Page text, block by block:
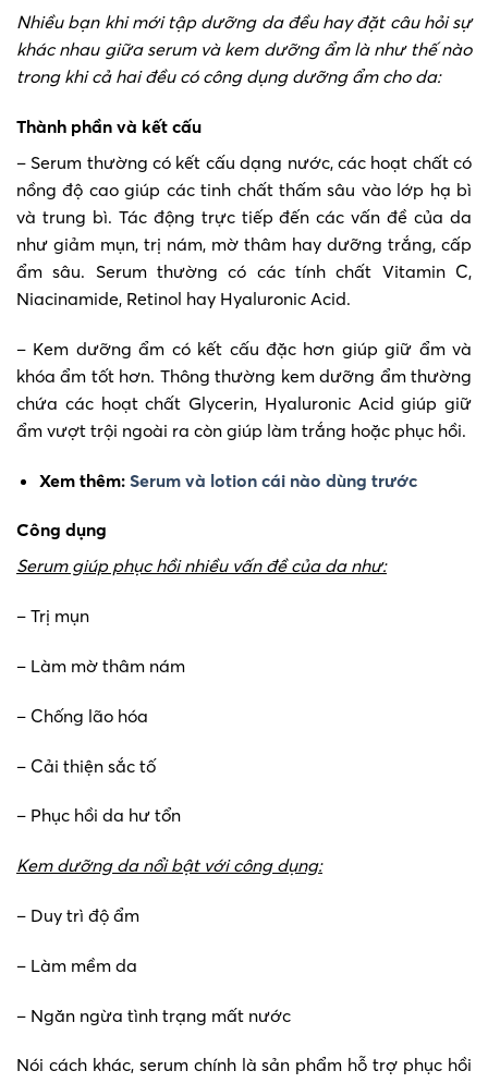
Nhiều bạn khi mới tập dưỡng da đều hay đặt câu hỏi sự
khác nhau giữa serum và kem dưỡng ẩm là như thế nào
trong khi cả hai đều có công dụng dưỡng ẩm cho da:
Thành phần và kết cấu
– Serum thường có kết cấu dạng nước, các hoạt chất có
nồng độ cao giúp các tinh chất thấm sâu vào lớp hạ bì
và trung bì. Tác động trực tiếp đến các vấn đề của da
như giảm mụn, trị nám, mờ thâm hay dưỡng trắng, cấp
ẩm sâu. Serum thường có các tính chất Vitamin C,
Niacinamide, Retinol hay Hyaluronic Acid.
– Kem dưỡng ẩm có kết cấu đặc hơn giúp giữ ẩm và
khóa ẩm tốt hơn. Thông thường kem dưỡng ẩm thường
chứa các hoạt chất Glycerin, Hyaluronic Acid giúp giữ
ẩm vượt trội ngoài ra còn giúp làm trắng hoặc phục hồi.
Xem thêm: Serum và lotion cái nào dùng trước
Công dụng
Serum giúp phục hồi nhiều vấn đề của da như:
– Trị mụn
– Làm mờ thâm nám
– Chống lão hóa
– Cải thiện sắc tố
– Phục hồi da hư tổn
Kem dưỡng da nổi bật với công dụng:
– Duy trì độ ẩm
– Làm mềm da
– Ngăn ngừa tình trạng mất nước
Nói cách khác, serum chính là sản phẩm hỗ trợ phục hồi